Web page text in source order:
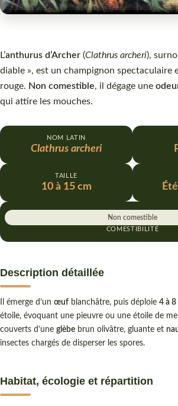
L’anthurus d’Archer (Clathrus archeri),
diable », est un champignon spectaculaire
rouge. Non comestible, il dégage une
qui attire les mouches.
NOM LATIN
Clathrus archeri
TAILLE
10 à 15 cm
COMESTIBILITÉ
Non comestible
Description détaillée
Il émerge d’un œuf blanchâtre, puis déploie 4 à 8
étoile, évoquant une pieuvre ou une étoile de
couverts d’une glèbe brun olivâtre, gluante et
insectes chargés de disperser les spores.
Habitat, écologie et répartition